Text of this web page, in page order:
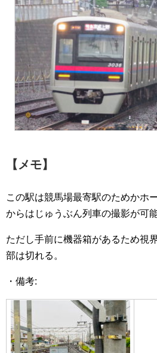
【メモ】
この駅は競馬場最寄駅のためかホ
からはじゅうぶん列車の撮影が可能
ただし手前に機器箱があるため視
部は切れる。
・備考: